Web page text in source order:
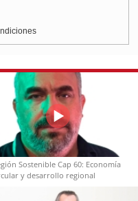
Sostenible Cap 60: Economía
y desarrollo regional